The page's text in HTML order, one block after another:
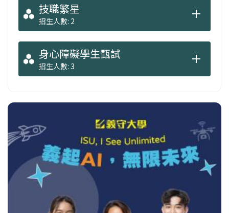
技職繁星
招生人數: 2
身心障礙學生甄試
招生人數: 3